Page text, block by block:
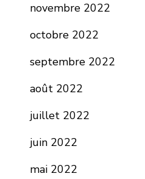
novembre 2022
octobre 2022
septembre 2022
août 2022
juillet 2022
juin 2022
mai 2022